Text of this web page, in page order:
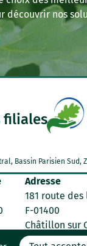
découvrir nos
filiales
Bassin Parisien
Adresse
181 route des
F-01400
Châtillon sur